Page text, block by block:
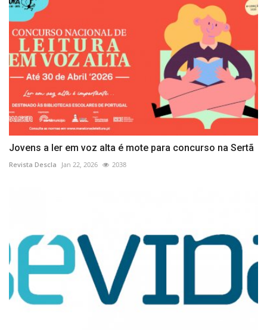
Jovens a ler em voz alta é mote para concurso na Sertã
Revista Descla Jan 22, 2026 2038